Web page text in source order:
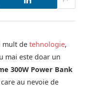
mult de tehnologie,
mai este doar un
300W Power Bank
au nevoie de